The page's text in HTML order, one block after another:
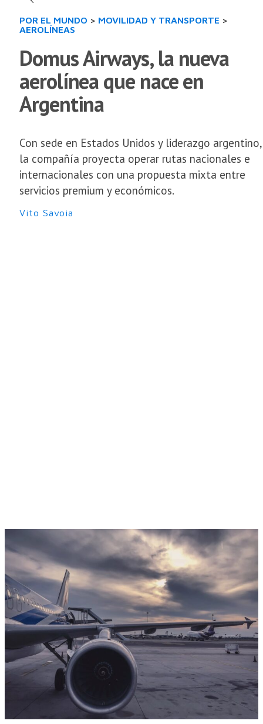
POR EL MUNDO > MOVILIDAD Y TRANSPORTE >
AEROLÍNEAS
Domus Airways, la nueva
aerolínea que nace en
Argentina
Con sede en Estados Unidos y liderazgo argentino,
la compañía proyecta operar rutas nacionales e
internacionales con una propuesta mixta entre
servicios premium y económicos.
Vito Savoia